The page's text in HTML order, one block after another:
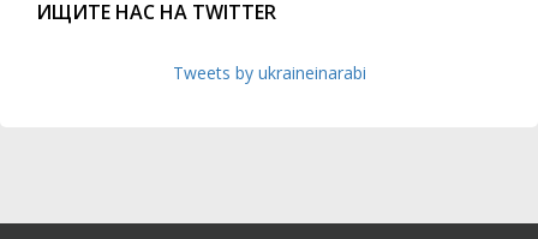
ИЩИТЕ НАС НА TWITTER
Tweets by ukraineinarabi